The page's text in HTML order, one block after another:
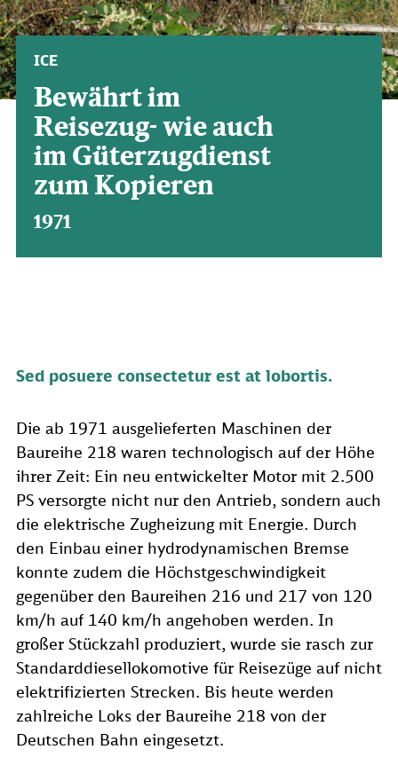
ICE
Bewährt im
Reisezug- wie auch
im Güterzugdienst
zum Kopieren
1971
Sed posuere consectetur est at lobortis.
Die ab 1971 ausgelieferten Maschinen der
Baureihe 218 waren technologisch auf der Höhe
ihrer Zeit: Ein neu entwickelter Motor mit 2.500
PS versorgte nicht nur den Antrieb, sondern auch
die elektrische Zugheizung mit Energie. Durch
den Einbau einer hydrodynamischen Bremse
konnte zudem die Höchstgeschwindigkeit
gegenüber den Baureihen 216 und 217 von 120
km/h auf 140 km/h angehoben werden. In
großer Stückzahl produziert, wurde sie rasch zur
Standarddiesellokomotive für Reisezüge auf nicht
elektrifizierten Strecken. Bis heute werden
zahlreiche Loks der Baureihe 218 von der
Deutschen Bahn eingesetzt.